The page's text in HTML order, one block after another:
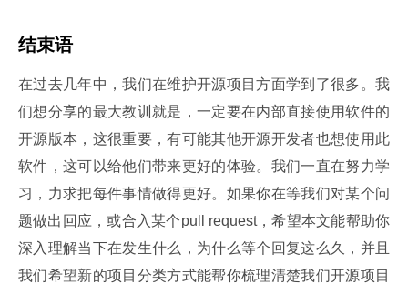
结束语
在过去几年中，我们在维护开源项目方面学到了很多。我
们想分享的最大教训就是，一定要在内部直接使用软件的
开源版本，这很重要，有可能其他开源开发者也想使用此
软件，这可以给他们带来更好的体验。我们一直在努力学
习，力求把每件事情做得更好。如果你在等我们对某个问
题做出回应，或合入某个pull request，希望本文能帮助你
深入理解当下在发生什么，为什么等个回复这么久，并且
我们希望新的项目分类方式能帮你梳理清楚我们开源项目